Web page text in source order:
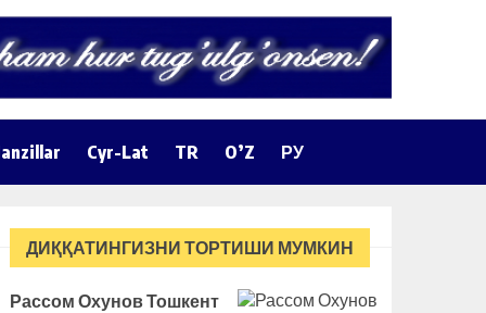
Cyr-Lat TR O’Z РУ
ДИҚҚАТИНГИЗНИ ТОРТИШИ МУМКИН
Рассом Охунов Тошкент